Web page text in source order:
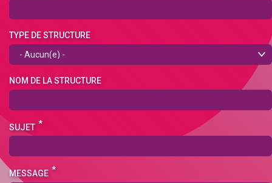
TYPE DE STRUCTURE
NOM DE LA STRUCTURE
SUJET
MESSAGE